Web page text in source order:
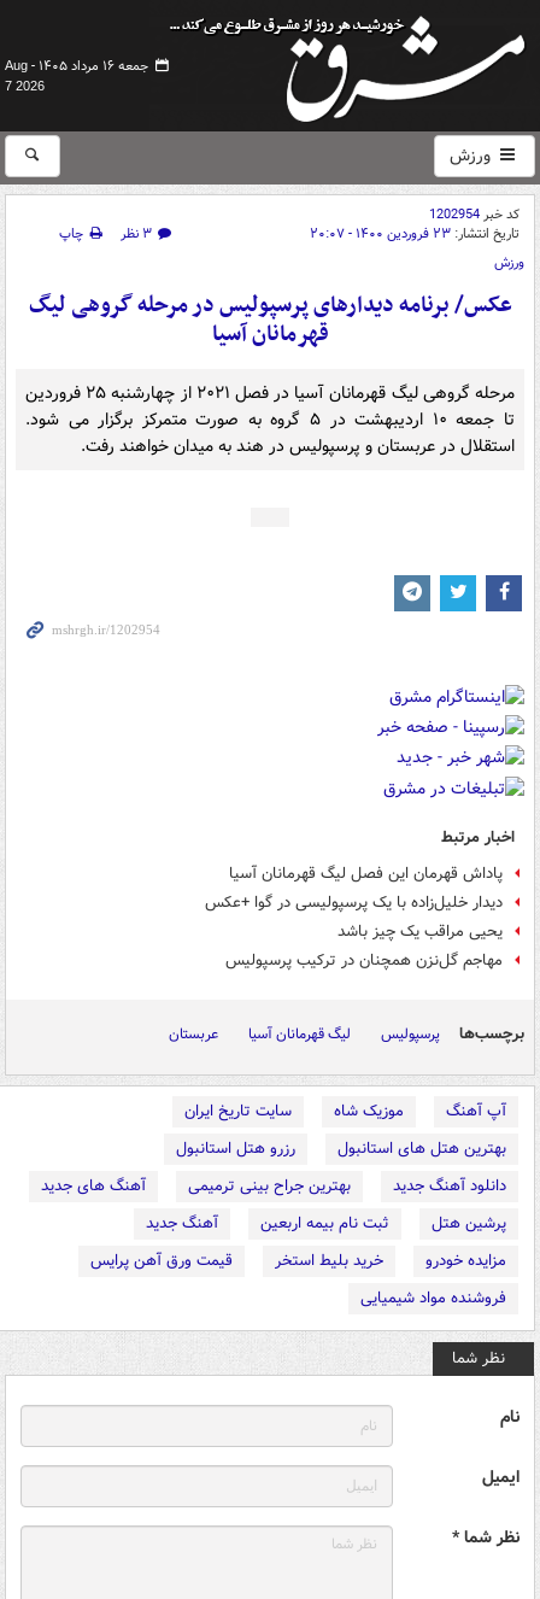
جمعه ۱۶ مرداد ۱۴۰۵ -
Aug
7 2026
ورزش
کد خبر1202954
تاریخ انتشار: ۲۳ فروردین ۱۴۰۰ - ۲۰:۰۷ ۳ نظر
چاپ
ورزش
عکس/ برنامه دیدارهای پرسپولیس در مرحله گروهی لیگ
قهرمانان آسیا
مرحله گروهی لیگ قهرمانان آسیا در فصل ۲۰۲۱ از چهارشنبه ۲۵ فروردین
تا جمعه ۱۰ اردیبهشت در ۵ گروه به صورت متمرکز برگزار می شود.
استقلال در عربستان و پرسپولیس در هند به میدان خواهند رفت.
اخبار مرتبط
پاداش قهرمان این فصل لیگ قهرمانان آسیا
دیدار خلیل‌زاده با یک پرسپولیسی در گوا +عکس
یحیی مراقب یک چیز باشد
مهاجم گل‌نزن همچنان در ترکیب پرسپولیس
برچسب‌ها پرسپولیس لیگ قهرمانان آسیا عربستان
آپ آهنگ موزیک شاه
سایت تاریخ ایران
بهترین هتل های استانبول
رزرو هتل استانبول
دانلود آهنگ جدید
بهترین جراح بینی ترمیمی
آهنگ های جدید
پرشین هتل
ثبت نام بیمه اربعین
آهنگ جدید
مزایده خودرو
خرید بلیط استخر
قیمت ورق آهن پرایس
فروشنده مواد شیمیایی
نظر شما
نام
ایمیل
نظر شما *